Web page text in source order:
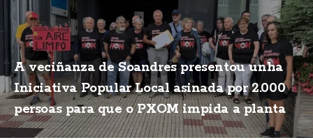
A veciñanza de Soandres presentou unha
Iniciativa Popular Local asinada por 2.000
persoas para que o PXOM impida a planta
de biogás